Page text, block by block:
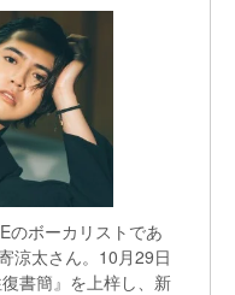
のボーカリストであ
涼太さん。10月29日
書簡』を上梓し、新